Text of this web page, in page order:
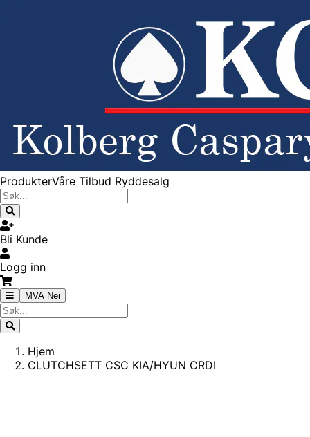
ProdukterVåre Tilbud Ryddesalg
Bli Kunde
Logg inn
MVA Nei
Hjem
CLUTCHSETT CSC KIA/HYUN CRDI